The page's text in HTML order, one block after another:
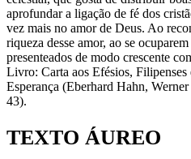
aprofundar a ligação de fé dos
vez mais no amor de Deus. Ao
riqueza desse amor, ao se
presenteados de modo crescente
Livro: Carta aos Efésios, Filipenses
Esperança (Eberhard Hahn,
43).
TEXTO ÁUREO